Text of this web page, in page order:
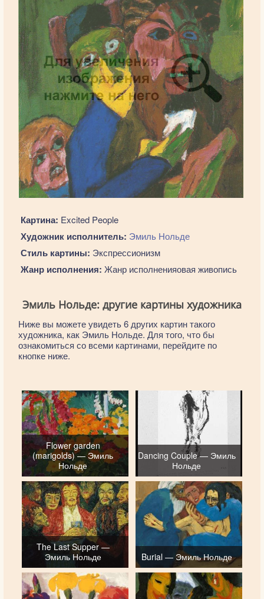
Картина: Excited People
Художник исполнитель: Эмиль Нольде
Стиль картины: Экспрессионизм
Жанр исполнения: Жанр исполненияовая живопись
Эмиль Нольде: другие картины художника
Ниже вы можете увидеть 6 других картин такого
художника, как Эмиль Нольде. Для того, что бы
ознакомиться со всеми картинами, перейдите по
кнопке ниже.
Flower garden
(marigolds) — Эмиль
Нольде
Dancing Couple — Эмиль
Нольде
The Last Supper —
Эмиль Нольде
Burial — Эмиль Нольде